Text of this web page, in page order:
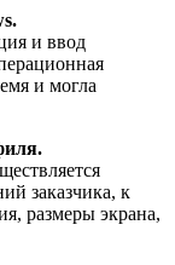
и ввод
и могла
заказчика, к
размеры экрана,